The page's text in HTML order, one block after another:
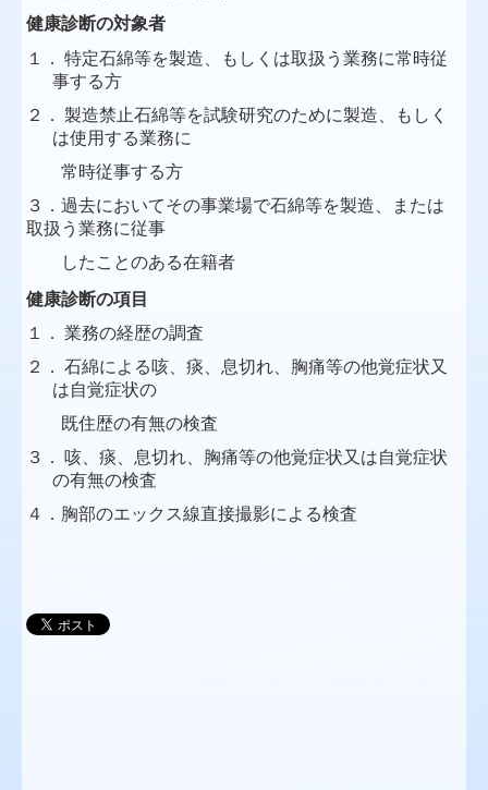
初診の方へ
予防接種
長引く咳
大腸がん
各種健診・検診
健康診断の対象者
１． 特定石綿等を製造、もしくは取扱う業務に常時従
事する方
２． 製造禁止石綿等を試験研究のために製造、もしく
は使用する業務に
常時従事する方
３．過去においてその事業場で石綿等を製造、または
取扱う業務に従事
したことのある在籍者
健康診断の項目
１． 業務の経歴の調査
２． 石綿による咳、痰、息切れ、胸痛等の他覚症状又
は自覚症状の
既住歴の有無の検査
３．
咳、痰、息切れ、胸痛等の他覚症状又は自覚症状
の有無の検査
４． 胸部のエックス線直接撮影による検査